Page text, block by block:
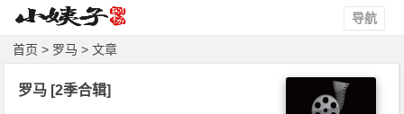
导航
首页 > 罗马 > 文章
罗马 [2季合辑]